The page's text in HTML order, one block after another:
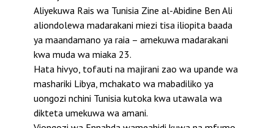
Aliyekuwa Rais wa Tunisia Zine al-Abidine Ben Ali
aliondolewa madarakani miezi tisa iliopita baada
ya maandamano ya raia – amekuwa madarakani
kwa muda wa miaka 23.
Hata hivyo, tofauti na majirani zao wa upande wa
mashariki Libya, mchakato wa mabadiliko ya
uongozi nchini Tunisia kutoka kwa utawala wa
dikteta umekuwa wa amani.